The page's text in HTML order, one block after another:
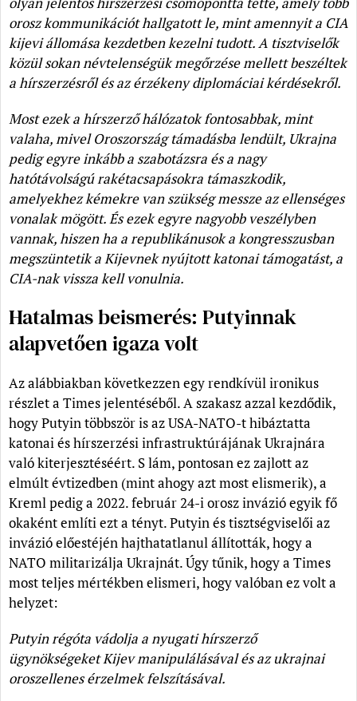
orosz kommunikációt hallgatott le, mint amennyit a CIA
kijevi állomása kezdetben kezelni tudott. A tisztviselők
közül sokan névtelenségük megőrzése mellett beszéltek
a hírszerzésről és az érzékeny diplomáciai kérdésekről.
Most ezek a hírszerző hálózatok fontosabbak, mint
valaha, mivel Oroszország támadásba lendült, Ukrajna
pedig egyre inkább a szabotázsra és a nagy
hatótávolságú rakétacsapásokra támaszkodik,
amelyekhez kémekre van szükség messze az ellenséges
vonalak mögött. És ezek egyre nagyobb veszélyben
vannak, hiszen ha a republikánusok a kongresszusban
megszüntetik a Kijevnek nyújtott katonai támogatást, a
CIA-nak vissza kell vonulnia.
Hatalmas beismerés: Putyinnak
alapvetően igaza volt
Az alábbiakban következzen egy rendkívül ironikus
részlet a Times jelentéséből. A szakasz azzal kezdődik,
hogy Putyin többször is az USA-NATO-t hibáztatta
katonai és hírszerzési infrastruktúrájának Ukrajnára
való kiterjesztéséért. S lám, pontosan ez zajlott az
elmúlt évtizedben (mint ahogy azt most elismerik), a
Kreml pedig a 2022. február 24-i orosz invázió egyik fő
okaként említi ezt a tényt. Putyin és tisztségviselői az
invázió előestéjén hajthatatlanul állították, hogy a
NATO militarizálja Ukrajnát. Úgy tűnik, hogy a Times
most teljes mértékben elismeri, hogy valóban ez volt a
helyzet:
Putyin régóta vádolja a nyugati hírszerző
ügynökségeket Kijev manipulálásával és az ukrajnai
oroszellenes érzelmek felszításával.